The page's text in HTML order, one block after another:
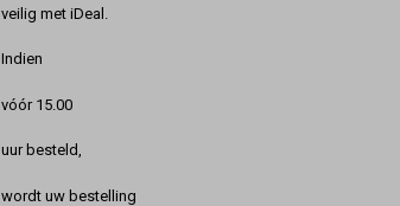
veilig met iDeal.
Indien
vóór 15.00
uur besteld,
wordt uw bestelling